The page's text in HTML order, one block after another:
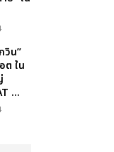
วิน”
ต ใน
...